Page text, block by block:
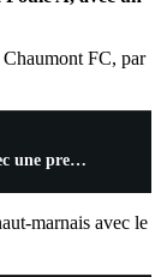
FC, par
R1 : Le Chaumont FC enchaîne avec une première victoire à l’extérieur
marnais avec le